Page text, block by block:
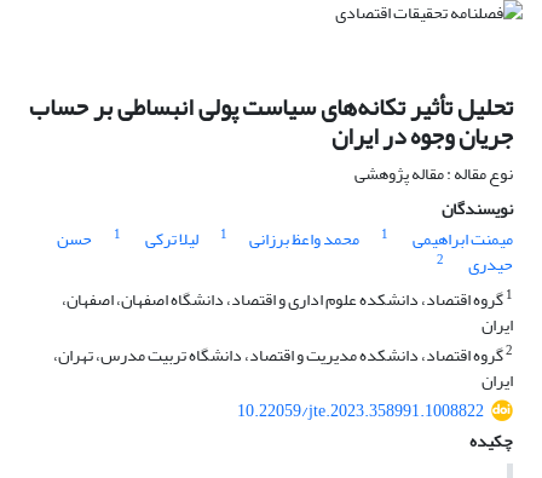
تحلیل تأثیر تکانه‌های سیاست پولی انبساطی بر حساب
جریان وجوه در ایران
نوع مقاله : مقاله پژوهشی
نویسندگان
میمنت ابراهیمی
1 محمد واعظ برزانی 1 لیلا ترکی 1 حسن
حیدری
2
1گروه اقتصاد، دانشکده علوم اداری و اقتصاد، دانشگاه اصفهان، اصفهان،
ایران
2گروه اقتصاد، دانشکده مدیریت و اقتصاد، دانشگاه تربیت مدرس، تهران،
ایران
10.22059/jte.2023.358991.1008822
چکیده